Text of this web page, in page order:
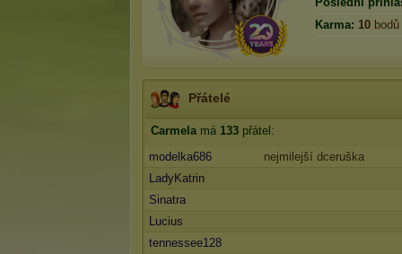
Karma: 10 bodů
Přátelé
Carmelamá 133 přátel:
modelka686
nejmilejší dceruška
LadyKatrin
Sinatra
Lucius
tennessee128